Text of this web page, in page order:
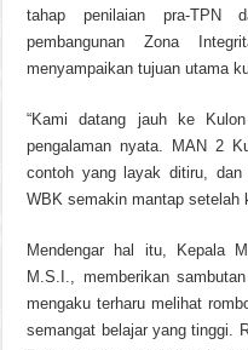
tahap penilaian pra-TPN
pembangunan Zona
menyampaikan tujuan utama
“Kami datang jauh ke
pengalaman nyata. MAN 2
contoh yang layak ditiru,
WBK semakin mantap setelah
Mendengar hal itu, Kepala
M.S.I., memberikan
mengaku terharu melihat
semangat belajar yang tinggi.